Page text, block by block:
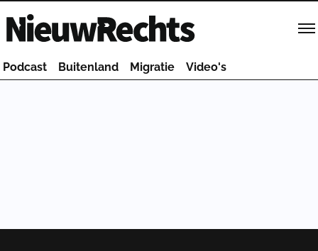
Homepage van NieuwRechts
Podcast Buitenland Migratie Video's